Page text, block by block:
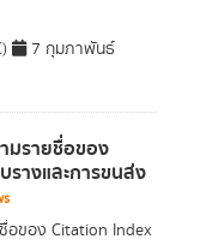
7 กุมภาพันธ์
มรายชื่อของ
รางและการขนส่ง
อของ Citation Index